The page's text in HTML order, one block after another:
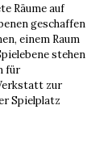
Räume auf
geschaffen
einem Raum
stehen
für
zur
Spielplatz